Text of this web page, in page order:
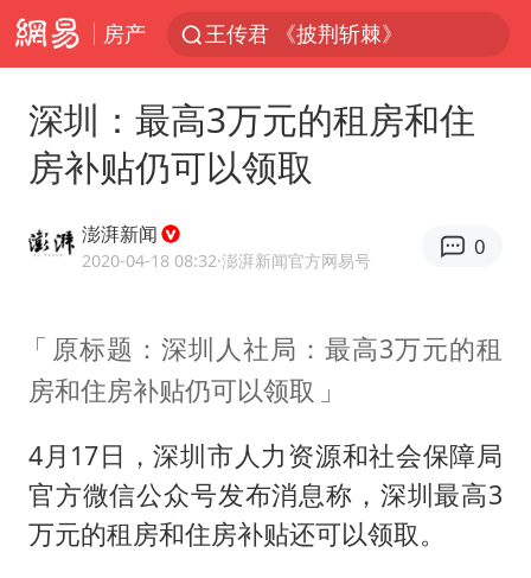
房产
王传君 《披荆斩棘》
王艺迪2-4不敌张本美和止步4强
2025年小学教师减少13.19万
王艺迪无缘横滨赛决赛
泰国：高度重视中国游客旅游体验
上海大部迎大暴雨
《龙餐馆》 冲奖
深圳：最高3万元的租房和住
房补贴仍可以领取
澎湃新闻
2020-04-18 08:32·澎湃新闻官方网易号
0
原标题：深圳人社局：最高3万元的租
房和住房补贴仍可以领取
4月17日，深圳市人力资源和社会保障局
官方微信公众号发布消息称，深圳最高3
万元的租房和住房补贴还可以领取。